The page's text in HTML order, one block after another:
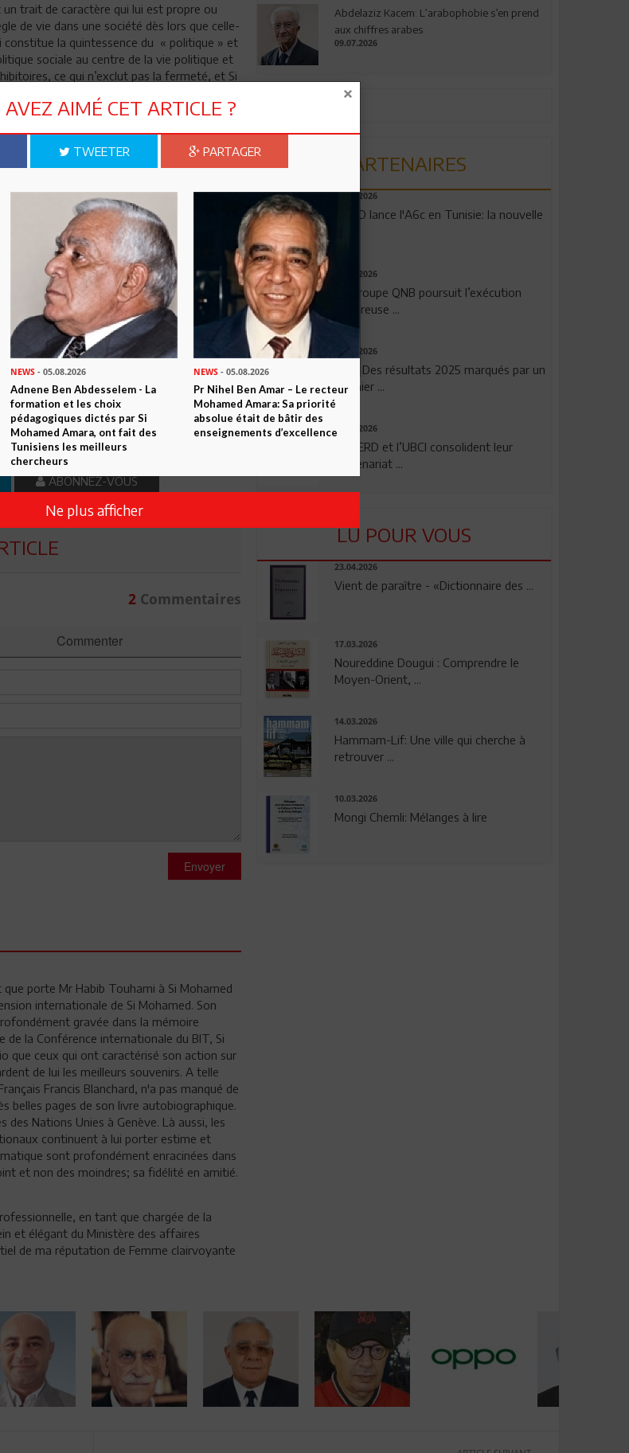
trait de caractère qui lui est propre ou
de vie dans une société dès lors que celle-
constitue la quintessence du « politique » et
sociale au centre de la vie politique et
ce qui n’exclut pas la fermeté, et Si
époque, son ministère et la famille du
dizaine d’années, mais en raison de
sur tous. Sous son règne, les travailleurs «
non une caste ou un clan. Ce qui liait
mais procédait d’une espèce de fierté
entraves. Aux Affaires Sociales, on
moyens et la difficulté de se « positionner
fait, chaque travailleur social se sentait
le Ministre.
il était d’abord et surtout affectif
Le sentiment d’appartenir à une certaine
aux Affaires Sociales au temps de
dans leur carrière administrative. C'est le
coutumière"
AVEC VOS AMIS !
ABONNEZ-VOUS
2Commentaires
Commenter
Envoyer
porte Mr Habib Touhami à Si Mohamed
internationale de Si Mohamed. Son
gravée dans la mémoire
de la Conférence internationale du BIT, Si
que ceux qui ont caractérisé son action sur
de lui les meilleurs souvenirs. A telle
Francis Blanchard, n'a pas manqué de
belles pages de son livre autobiographique.
des Nations Unies à Genève. Là aussi, les
continuent à lui porter estime et
sont profondément enracinées dans
et non des moindres; sa fidélité en amitié.
en tant que chargée de la
et élégant du Ministère des affaires
de ma réputation de Femme clairvoyante
Abdelaziz Kacem: L’arabophobie s’en prend
aux chiffres arabes
09.07.2026
PARTENAIRES
04.08.2026
OPPO lance l'A6c en Tunisie: la nouvelle
29.07.2026
Le Groupe QNB poursuit l’exécution
rigoureuse ...
29.07.2026
TSB: Des résultats 2025 marqués par un
premier ...
24.07.2026
La BERD et l’UBCI consolident leur
partenariat ...
LU POUR VOUS
23.04.2026
Vient de paraître - «Dictionnaire des ...
17.03.2026
Noureddine Dougui : Comprendre le
Moyen-Orient, ...
14.03.2026
Hammam-Lif: Une ville qui cherche à
retrouver ...
10.03.2026
Mongi Chemli: Mélanges à lire
AVEZ AIMÉ CET ARTICLE ?
TWEETER PARTAGER
NEWS - 05.08.2026
Adnene Ben Abdesselem - La
formation et les choix
pédagogiques dictés par Si
Mohamed Amara, ont fait des
Tunisiens les meilleurs
chercheurs
NEWS- 05.08.2026
Pr Nihel Ben Amar – Le recteur
Mohamed Amara: Sa priorité
absolue était de bâtir des
enseignements d’excellence
Ne plus afficher